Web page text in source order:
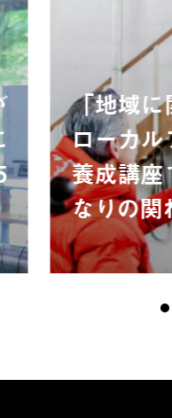
「地域
ローカ
養成講
なりの関